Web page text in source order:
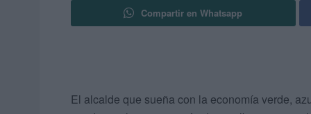
Compartir en Whatsapp
El alcalde que sueña con la economía verde,